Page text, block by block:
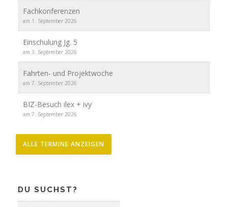
Fachkonferenzen
am 1. September 2026
Einschulung Jg. 5
am 3. September 2026
Fahrten- und Projektwoche
am 7. September 2026
BIZ-Besuch ilex + ivy
am 7. September 2026
ALLE TERMINE ANZEIGEN
DU SUCHST?